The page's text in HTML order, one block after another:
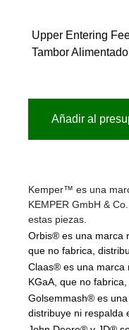
Upper Entering
Tambor
Añadir al
Kemper™ es una
KEMPER GmbH &
estas piezas.
Orbis® es una marca
que no fabrica,
Claas® es una marca
KGaA, que no
Golsemmash® es
distribuye ni respalda